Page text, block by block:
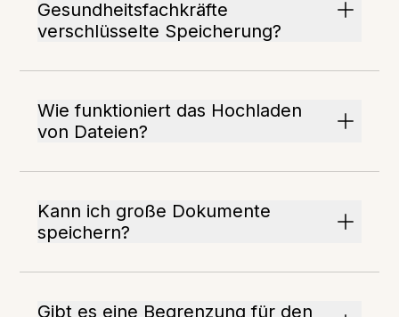
Gesundheitsfachkräfte
verschlüsselte Speicherung?
Wie funktioniert das Hochladen
von Dateien?
Kann ich große Dokumente
speichern?
Gibt es eine Begrenzung für den